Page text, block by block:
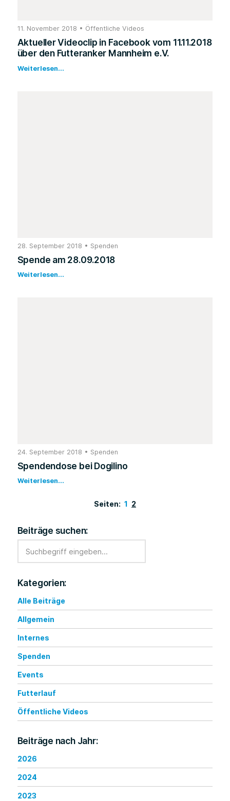
11. November 2018 • Öffentliche Videos
Aktueller Videoclip in Facebook vom 11.11.2018
über den Futteranker Mannheim e.V.
Weiterlesen...
28. September 2018 • Spenden
Spende am 28.09.2018
Weiterlesen...
24. September 2018 • Spenden
Spendendose bei Dogilino
Weiterlesen...
Seiten: 1 2
Beiträge suchen:
Kategorien:
Alle Beiträge
Allgemein
Internes
Spenden
Events
Futterlauf
Öffentliche Videos
Beiträge nach Jahr:
2026
2024
2023